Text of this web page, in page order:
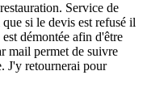
Service de
si le devis est refusé il
démontée afin d'être
mail permet de suivre
J'y retournerai pour